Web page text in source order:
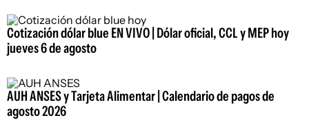
Cotización dólar blue EN VIVO | Dólar oficial, CCL y MEP hoy
jueves 6 de agosto
AUH ANSES y Tarjeta Alimentar | Calendario de pagos de
agosto 2026